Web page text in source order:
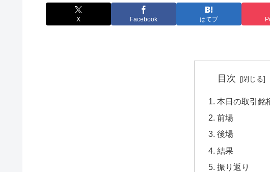
X Facebook はてブ
目次
本日の取引銘
前場
後場
結果
振り返り